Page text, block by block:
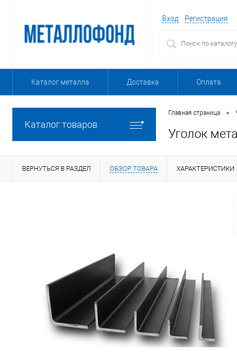
Вход Регистрация
Каталог металла Доставка Оплата
Каталог товаров
Главная страница •
Уголок
ВЕРНУТЬСЯ В РАЗДЕЛ ОБЗОР ТОВАРА ХАРАКТЕРИСТИКИ